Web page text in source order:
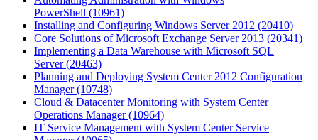
PowerShell (10961)
Installing and Configuring Windows Server 2012 (20410)
Core Solutions of Microsoft Exchange Server 2013 (20341)
Implementing a Data Warehouse with Microsoft SQL
Server(20463)
Planning and Deploying System Center 2012 Configuration
Manager(10748)
Cloud & Datacenter Monitoring with System Center
Operations Manager(10964)
IT Service Management with System Center Service